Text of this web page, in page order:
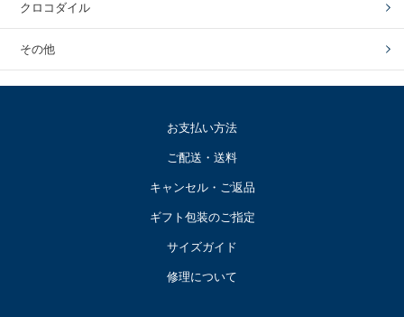
クロコダイル
その他
お支払い方法
ご配送・送料
キャンセル・ご返品
ギフト包装のご指定
サイズガイド
修理について